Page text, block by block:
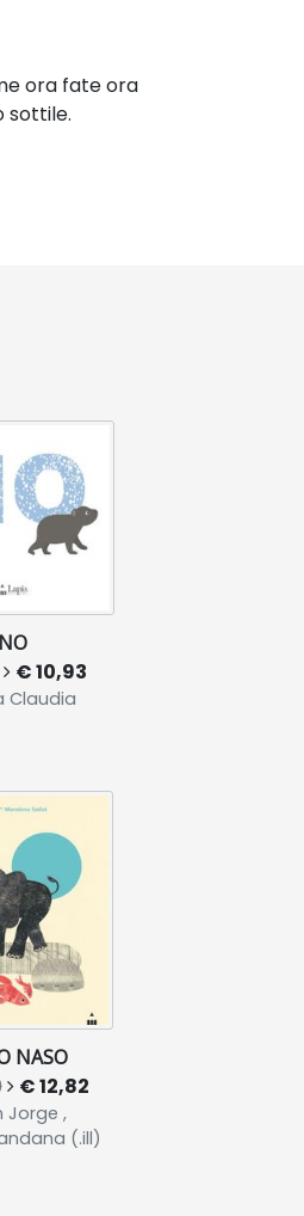
ora fate ora
sottile.
NO
€ 10,93
Claudia
NASO
€ 12,82
Jorge ,
(.ill)